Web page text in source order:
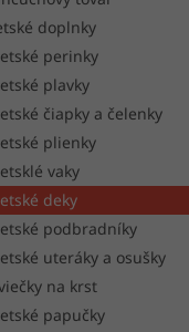
doplnky
perinky
plavky
čiapky a čelenky
plienky
vaky
deky
podbradníky
uteráky a osušky
na krst
papučky